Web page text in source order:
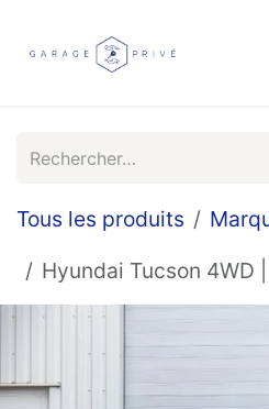
Tous les produits
Hyundai Tucson 4WD